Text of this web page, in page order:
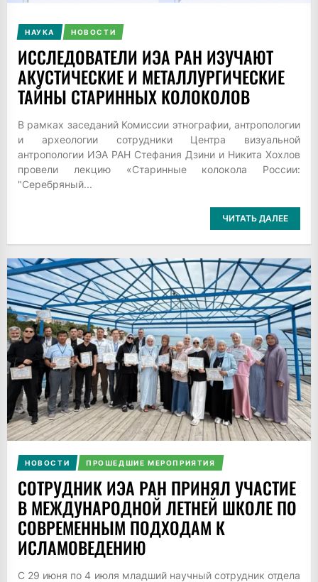
НАУКА НОВОСТИ
ИССЛЕДОВАТЕЛИ ИЭА РАН ИЗУЧАЮТ
АКУСТИЧЕСКИЕ И МЕТАЛЛУРГИЧЕСКИЕ
ТАЙНЫ СТАРИННЫХ КОЛОКОЛОВ
В рамках заседаний Комиссии этнографии, антропологии
и археологии сотрудники Центра визуальной
антропологии ИЭА РАН Стефания Дзини и Никита Хохлов
провели лекцию «Старинные колокола России:
"Серебряный...
ЧИТАТЬ ДАЛЕЕ
НОВОСТИ ПРОШЕДШИЕ МЕРОПРИЯТИЯ
СОТРУДНИК ИЭА РАН ПРИНЯЛ УЧАСТИЕ
В МЕЖДУНАРОДНОЙ ЛЕТНЕЙ ШКОЛЕ ПО
СОВРЕМЕННЫМ ПОДХОДАМ К
ИСЛАМОВЕДЕНИЮ
С 29 июня по 4 июля младший научный сотрудник отдела